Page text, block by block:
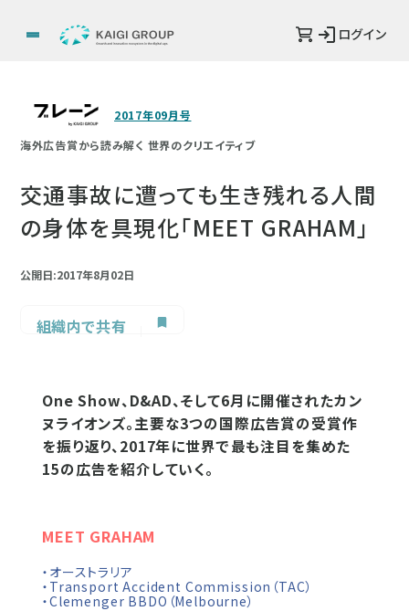
ログイン
2017年09月号
海外広告賞から読み解く 世界のクリエイティブ
交通事故に遭っても生き残れる人間
の身体を具現化「MEET GRAHAM」
公開日:2017年8月02日
組織内で共有
One Show、D&AD、そして6月に開催されたカン
ヌライオンズ。主要な3つの国際広告賞の受賞作
を振り返り、2017年に世界で最も注目を集めた
15の広告を紹介していく。
MEET GRAHAM
・オーストラリア
・Transport Accident Commission（TAC）
・Clemenger BBDO（Melbourne）